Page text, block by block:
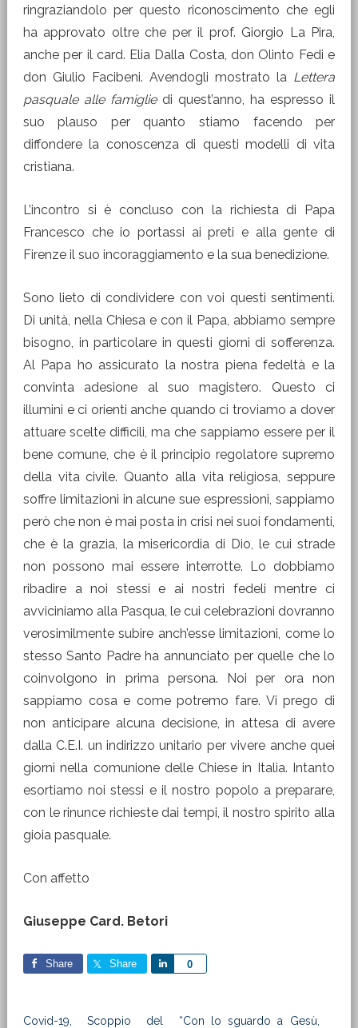
ringraziandolo per questo riconoscimento che egli
ha approvato oltre che per il prof. Giorgio La Pira,
anche per il card. Elia Dalla Costa, don Olinto Fedi e
don Giulio Facibeni. Avendogli mostrato la Lettera
pasquale alle famiglie di quest’anno, ha espresso il
suo plauso per quanto stiamo facendo per
diffondere la conoscenza di questi modelli di vita
cristiana.
L’incontro si è concluso con la richiesta di Papa
Francesco che io portassi ai preti e alla gente di
Firenze il suo incoraggiamento e la sua benedizione.
Sono lieto di condividere con voi questi sentimenti.
Di unità, nella Chiesa e con il Papa, abbiamo sempre
bisogno, in particolare in questi giorni di sofferenza.
Al Papa ho assicurato la nostra piena fedeltà e la
convinta adesione al suo magistero. Questo ci
illumini e ci orienti anche quando ci troviamo a dover
attuare scelte difficili, ma che sappiamo essere per il
bene comune, che è il principio regolatore supremo
della vita civile. Quanto alla vita religiosa, seppure
soffre limitazioni in alcune sue espressioni, sappiamo
però che non è mai posta in crisi nei suoi fondamenti,
che è la grazia, la misericordia di Dio, le cui strade
non possono mai essere interrotte. Lo dobbiamo
ribadire a noi stessi e ai nostri fedeli mentre ci
avviciniamo alla Pasqua, le cui celebrazioni dovranno
verosimilmente subire anch’esse limitazioni, come lo
stesso Santo Padre ha annunciato per quelle che lo
coinvolgono in prima persona. Noi per ora non
sappiamo cosa e come potremo fare. Vi prego di
non anticipare alcuna decisione, in attesa di avere
dalla C.E.I. un indirizzo unitario per vivere anche quei
giorni nella comunione delle Chiese in Italia. Intanto
esortiamo noi stessi e il nostro popolo a preparare,
con le rinunce richieste dai tempi, il nostro spirito alla
gioia pasquale.
Con affetto
Giuseppe Card. Betori
Share Share 0
Share
Covid-19, Scoppio del
“Con lo sguardo a Gesù,